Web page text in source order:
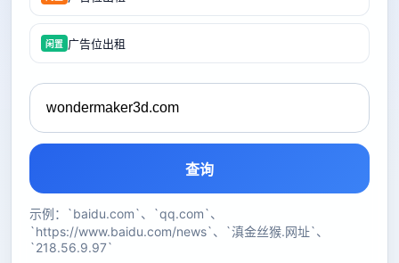
闲置 广告位出租
查询
示例：`baidu.com`、`qq.com`、
`https://www.baidu.com/news`、`滇金丝猴.网址`、
`218.56.9.97`